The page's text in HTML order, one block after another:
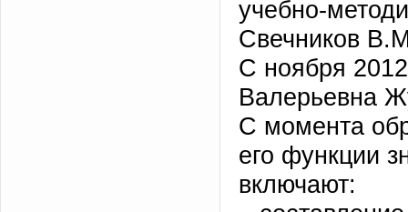
учебно-
Свечников
С ноября 2012
Валерьевна
С момента
его функции
включают: